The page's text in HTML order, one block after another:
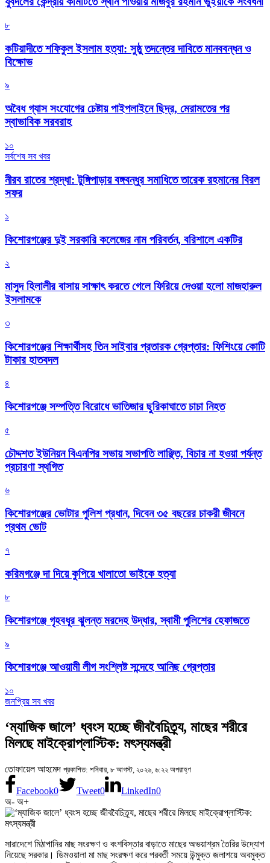
৮
কটিয়াদীতে শফিকুল ইসলাম হত্যা: সুষ্ঠু তদন্তের দাবিতে মানববন্ধন ও
বিক্ষোভ
৯
অবৈধ গ্যাস সংযোগের চেষ্টায় পাইপলাইনে ছিদ্র, মেরামতের পর
স্বাভাবিক সরবরাহ
১০
সর্বশেষ সব খবর
নীরব রাতের শ্রদ্ধা: টুঙ্গিপাড়ায় বঙ্গবন্ধুর সমাধিতে তারেক রহমানের বিরল
সফর
১
কিশোরগঞ্জের দুই সরকারি কলেজের নাম পরিবর্তন, বরিশালে একটির
২
মাসুদ হিলালীর বাসায় সাক্ষাৎ করতে গেলে ফিরিয়ে দেওয়া হলো মাজহারুল
ইসলামকে
৩
কিশোরগঞ্জের শিক্ষার্থীসহ তিন সাইবার প্রতারক গ্রেপ্তার: ফিশিংয়ে কোটি
টাকার হাতবদল
৪
কিশোরগঞ্জে সম্পত্তি বিরোধে ভাতিজার ছুরিকাঘাতে চাচা নিহত
৫
চৌদ্দশত ইউনিয়ন বিএনপির সভায় সভাপতি লাঞ্ছিত, বিচার না হওয়া পর্যন্ত
প্রচারণা স্থগিত
৬
কিশোরগঞ্জের ভোটার পুলিশ প্রধান, দিবেন ৩৫ বছরের চাকরী জীবনে
প্রথম ভোট
৭
করিমগঞ্জে দা দিয়ে কুপিয়ে খালাতো ভাইকে হত্যা
৮
কিশোরগঞ্জে গৃহবধূর ঝুলন্ত মরদেহ উদ্ধার, স্বামী পুলিশের হেফাজতে
৯
কিশোরগঞ্জে আওয়ামী লীগ সংশ্লিষ্ট সন্দেহে আনিছ গ্রেপ্তার
১০
জনপ্রিয় সব খবর
‘ম্যাজিক জালে’ ধ্বংস হচ্ছে জীববৈচিত্র্য, মাছের শরীরে
মিলছে মাইক্রোপ্লাস্টিক: মৎস্যমন্ত্রী
তোফায়েল আহমেদ প্রকাশিত: শনিবার, ৮ আগস্ট, ২০২৬, ৬:২২ অপরাহ্ণ
Facebook0 Tweet0 LinkedIn0
অ- অ+
সারাদেশে মিঠাপানির মাছ সংরক্ষণ ও বংশবিস্তার বাড়াতে মাছের অভয়াশ্রম তৈরির উদ্যোগ
নিয়েছে সরকার। ডিমওয়ালা মা মাছ সংরক্ষণ করে পরবর্তী সময়ে উন্মুক্ত জলাশয়ে অবমুক্ত